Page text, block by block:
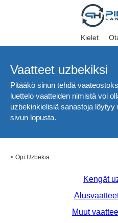
Kielet
Vaatteet uzbekiksi
Pitääkö sinun tehdä
luettelo vaatteiden nimistä voi
uzbekinkielisiä sanastoja löytyy
sivun lopusta.
< Opi Uzbekia
Kengät
Muut